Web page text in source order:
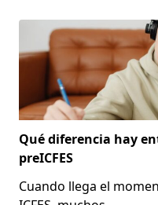
Qué diferencia hay
preICFES
Cuando llega el